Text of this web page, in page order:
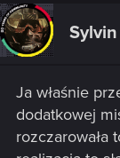
c
t
i
o
:
Sylvin
Ja właśnie
dodatkowej
rozczarowała